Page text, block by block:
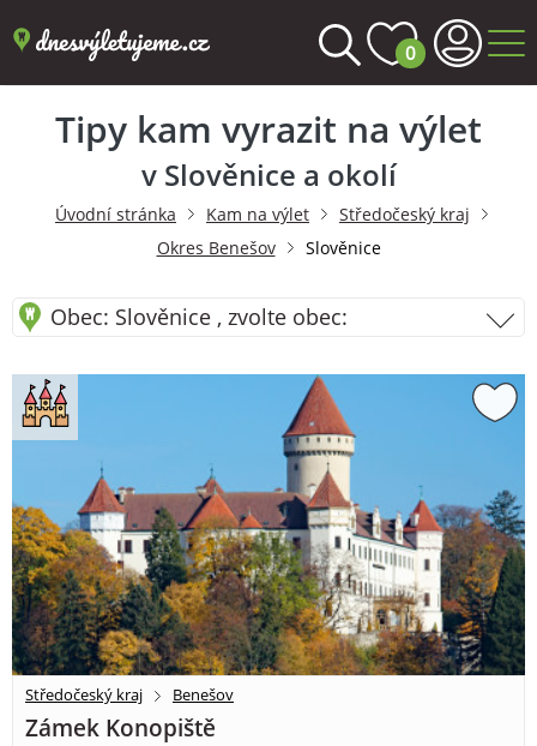
0
Tipy kam vyrazit na výlet
v Slověnice a okolí
Úvodní stránka Kam na výlet
Středočeský kraj
Okres Benešov
Slověnice
Obec: Slověnice , zvolte obec:
Středočeský kraj Benešov
Zámek Konopiště